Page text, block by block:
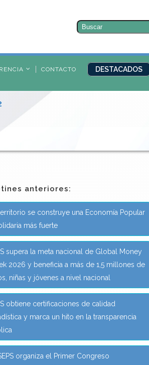
Buscar
CONTACTO DESTACADOS
anteriores:
se construye una Economía Popular
más fuerte
supera la meta nacional de Global Money
2026 y beneficia a más de 1,5 millones de
niñas y jóvenes a nivel nacional
obtiene certificaciones de calidad
y marca un hito en la transparencia
SEPS organiza el Primer Congreso